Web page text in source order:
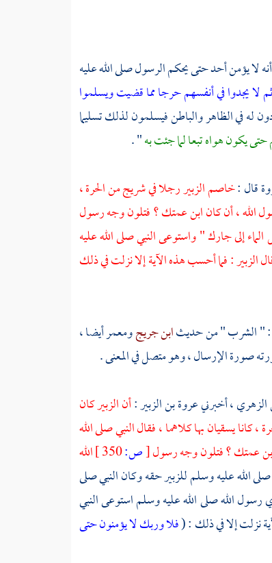
لا يؤمن أحد حتى يحكم الرسول صلى الله عليه
ثم لا يجدوا في أنفسهم حرجا مما قضيت ويسلموا
في الظاهر والباطن فيسلمون لذلك تسليما
يكون هواه تبعا لما جئت به" .
قال :خاصمالزبيررجلا في شريج منالحرة ،
الله ، أن كان ابن عمتك ؟ فتلون وجه رسول
إلى جارك " واستوعى النبي صلى الله عليه
الزبير: فما أحسب هذه الآية إلا نزلت في ذلك
: " الشرب " من حديثابن جريجومعمرأيضا ،
صورة الإرسال ، وهو متصل في المعنى .
الزهري ،أخبرنيعروة بن الزبير:أنالزبيركان
،كانا يسقيان بها كلاهما ، فقال النبي صلى الله
عمتك ؟ فتلون وجه رسول[ص:
الله
الله عليه وسلم للزبير حقه وكان النبي صلى
الله صلى الله عليه وسلم استوعى النبي
نزلت إلا في ذلك : (فلا وربك لا يؤمنون حتى